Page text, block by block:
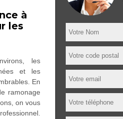
à
les
les
et les
En
ramonage
on vous